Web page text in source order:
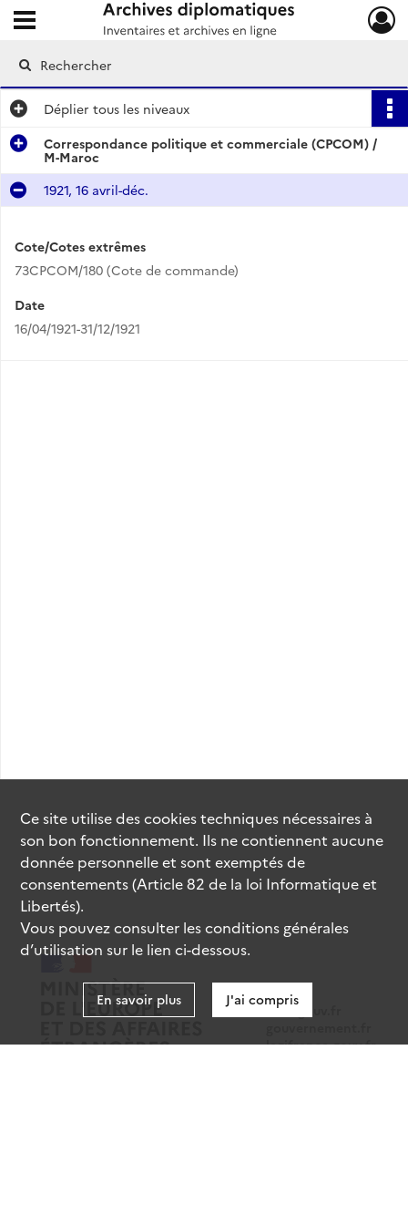
Archives diplomatiques
Ouvrir le menu déroulant
Déplier tous les niveaux
Correspondance politique et commerciale (CPCOM) /
M-Maroc
1921, 16 avril-déc.
Cote/Cotes extrêmes
73CPCOM/180 (Cote de commande)
Date
16/04/1921-31/12/1921
data.gouv.fr
legifrance.gouv.fr
Ce site utilise descookiestechniques nécessaires à
son bon fonctionnement. Ils ne contiennent aucune
donnée personnelle et sont exemptés de
consentements (Article 82 de la loi Informatique et
Libertés).
Vous pouvez consulter les conditions générales
d’utilisation sur le lien ci-dessous.
En savoir plus J'ai compris